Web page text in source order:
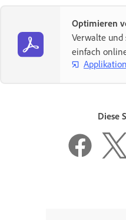
Optimieren
Verwalte
einfach
Diese